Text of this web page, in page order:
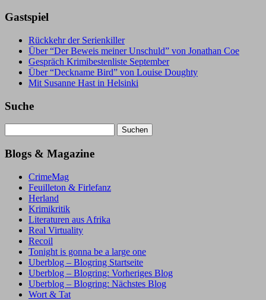
Gastspiel
Rückkehr der Serienkiller
Über “Der Beweis meiner Unschuld” von Jonathan Coe
Gespräch Krimibestenliste September
Über “Deckname Bird” von Louise Doughty
Mit Susanne Hast in Helsinki
Suche
nach:
Blogs & Magazine
CrimeMag
Feuilleton & Firlefanz
Herland
Krimikritik
Literaturen aus Afrika
Real Virtuality
Recoil
Tonight is gonna be a large one
Uberblog – Blogring Startseite
Uberblog – Blogring: Vorheriges Blog
Uberblog – Blogring: Nächstes Blog
Wort & Tat